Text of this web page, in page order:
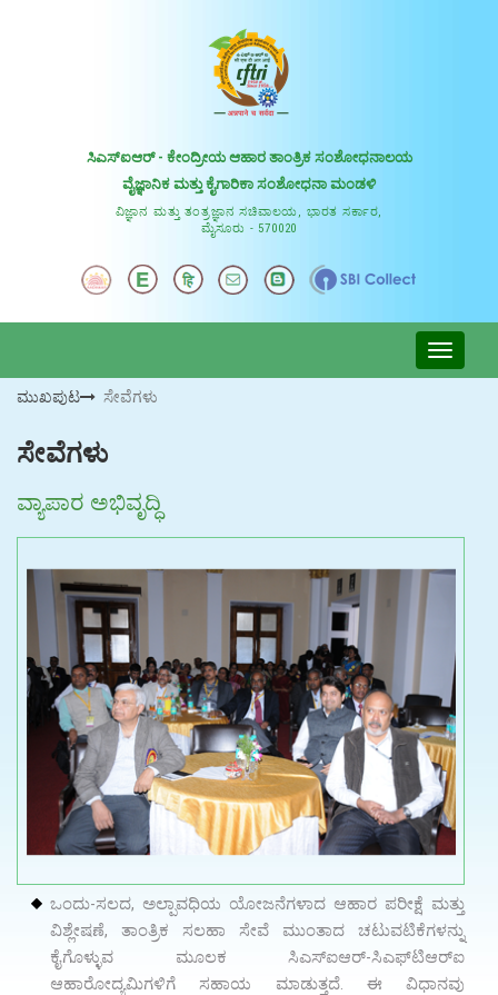
ಸಿಎಸ್ಐಆರ್ - ಕೇಂದ್ರೀಯ ಆಹಾರ ತಾಂತ್ರಿಕ ಸಂಶೋಧನಾಲಯ
ವೈಜ್ಞಾನಿಕ ಮತ್ತು ಕೈಗಾರಿಕಾ ಸಂಶೋಧನಾ ಮಂಡಳಿ
ವಿಜ್ಞಾನ ಮತ್ತು ತಂತ್ರಜ್ಞಾನ ಸಚಿವಾಲಯ, ಭಾರತ ಸರ್ಕಾರ,
ಮೈಸೂರು - 570020
ಮುಖಪುಟ ಸೇವೆಗಳು
ಸೇವೆಗಳು
ವ್ಯಾಪಾರ ಅಭಿವೃದ್ಧಿ
ಒಂದು-ಸಲದ, ಅಲ್ಪಾವಧಿಯ ಯೋಜನೆಗಳಾದ ಆಹಾರ ಪರೀಕ್ಷೆ ಮತ್ತು
ವಿಶ್ಲೇಷಣೆ, ತಾಂತ್ರಿಕ ಸಲಹಾ ಸೇವೆ ಮುಂತಾದ ಚಟುವಟಿಕೆಗಳನ್ನು
ಕೈಗೊಳ್ಳುವ ಮೂಲಕ ಸಿಎಸ್‌ಐಆರ್-ಸಿಎಫ್‌ಟಿಆರ್‌ಐ
ಆಹಾರೋದ್ಯಮಿಗಳಿಗೆ ಸಹಾಯ ಮಾಡುತ್ತದೆ. ಈ ವಿಧಾನವು